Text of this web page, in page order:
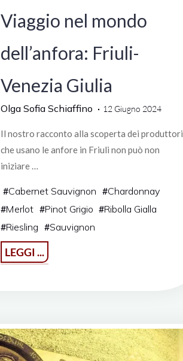
Viaggio nel mondo
dell’anfora: Friuli-
Venezia Giulia
Olga Sofia Schiaffino 12 Giugno 2024
Il nostro racconto alla scoperta dei produttori
che usano le anfore in Friuli non può non
iniziare …
#Cabernet Sauvignon #Chardonnay
#Merlot #Pinot Grigio #Ribolla Gialla
#Riesling #Sauvignon
LEGGI ...
Friuli-
Venezia